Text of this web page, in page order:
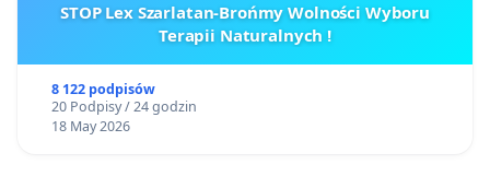
STOP Lex Szarlatan-Brońmy Wolności Wyboru
Terapii Naturalnych !
8 122 podpisów
20 Podpisy / 24 godzin
18 May 2026